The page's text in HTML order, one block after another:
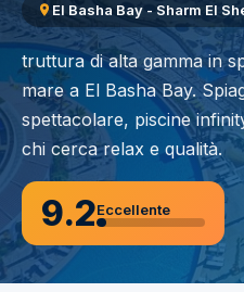
El Basha Bay - Sharm El
truttura di alta gamma in
mare a El Basha Bay.
spettacolare, piscine
chi cerca relax e qualità.
9.2Eccellente